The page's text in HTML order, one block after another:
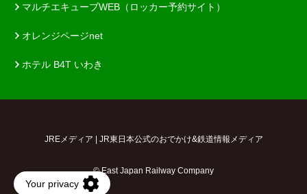
マルチエキューブWEB（ロッカー予約サイト）
オレンジページnet
ホテル B4T いわき
JREメディア | JR東日本公式のおでかけ&鉄道情報メディア
© East Japan Railway Company